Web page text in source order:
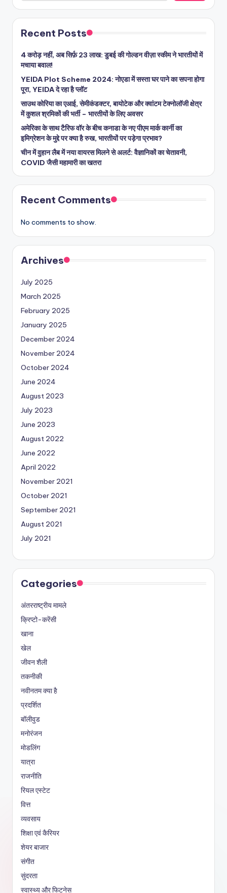
Recent Posts
4 करोड़ नहीं, अब सिर्फ़ 23 लाख: डुबई की गोल्डन वीज़ा स्कीम ने भारतीयों में
मचाया बवाल!
YEIDA Plot Scheme 2024: नोएडा में सस्ता घर पाने का सपना होगा
पूरा, YEIDA दे रहा है प्लॉट
साउथ कोरिया का एआई, सेमीकंडक्टर, बायोटेक और क्वांटम टेक्नोलॉजी क्षेत्र
में कुशल श्रमिकों की भर्ती – भारतीयों के लिए अवसर
अमेरिका के साथ टैरिफ वॉर के बीच कनाडा के नए पीएम मार्क कार्नी का
इमिग्रेशन के मुद्दे पर क्या है रुख, भारतीयों पर पड़ेगा प्रभाव?
चीन में वुहान लैब में नया वायरस मिलने से अलर्ट: वैज्ञानिकों का चेतावनी,
COVID जैसी महामारी का खतरा
Recent Comments
No comments to show.
Archives
July 2025
March 2025
February 2025
January 2025
December 2024
November 2024
October 2024
June 2024
August 2023
July 2023
June 2023
August 2022
June 2022
April 2022
November 2021
October 2021
September 2021
August 2021
July 2021
Categories
अंतरराष्ट्रीय मामले
क्रिप्टो-करेंसी
खाना
खेल
जीवन शैली
तकनीकी
नवीनतम क्या है
प्रदर्शित
बॉलीवुड
मनोरंजन
मोडलिंग
यात्रा
राजनीति
रियल एस्टेट
वित्त
व्यवसाय
शिक्षा एवं कैरियर
शेयर बाजार
संगीत
सुंदरता
स्वास्थ्य और फिटनेस